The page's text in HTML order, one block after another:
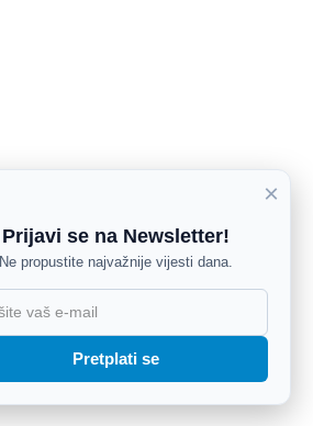
×
Prijavi se na Newsletter!
Ne propustite najvažnije vijesti dana.
Pretplati se